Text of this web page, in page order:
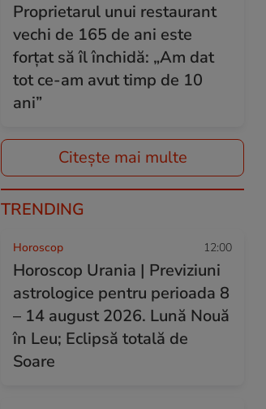
Proprietarul unui restaurant
vechi de 165 de ani este
forțat să îl închidă: „Am dat
tot ce-am avut timp de 10
ani”
Citește mai multe
TRENDING
Horoscop 12:00
Horoscop Urania | Previziuni
astrologice pentru perioada 8
– 14 august 2026. Lună Nouă
în Leu; Eclipsă totală de
Soare